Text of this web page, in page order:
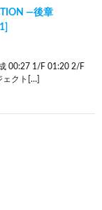
―後章
00:27 1/F 01:20 2/F
ェクト[…]